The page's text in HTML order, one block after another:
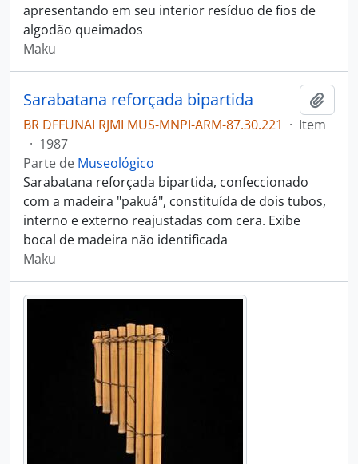
apresentando em seu interior resíduo de fios de
algodão queimados
Maku
Sarabatana reforçada bipartida
BR DFFUNAI RJMI MUS-MNPI-ARM-87.30.221 · Item
· 1987
Parte de Museológico
Sarabatana reforçada bipartida, confeccionado
com a madeira "pakuá", constituída de dois tubos,
interno e externo reajustadas com cera. Exibe
bocal de madeira não identificada
Maku